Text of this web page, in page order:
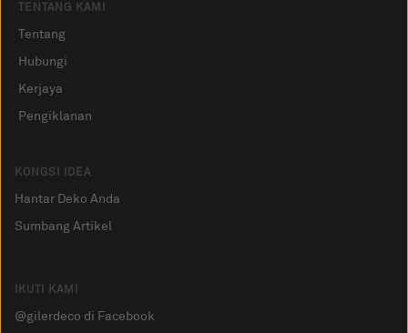
TENTANG KAMI
Tentang
Hubungi
Kerjaya
Pengiklanan
KONGSI IDEA
Hantar Deko Anda
Sumbang Artikel
IKUTI KAMI
@gilerdeco di Facebook